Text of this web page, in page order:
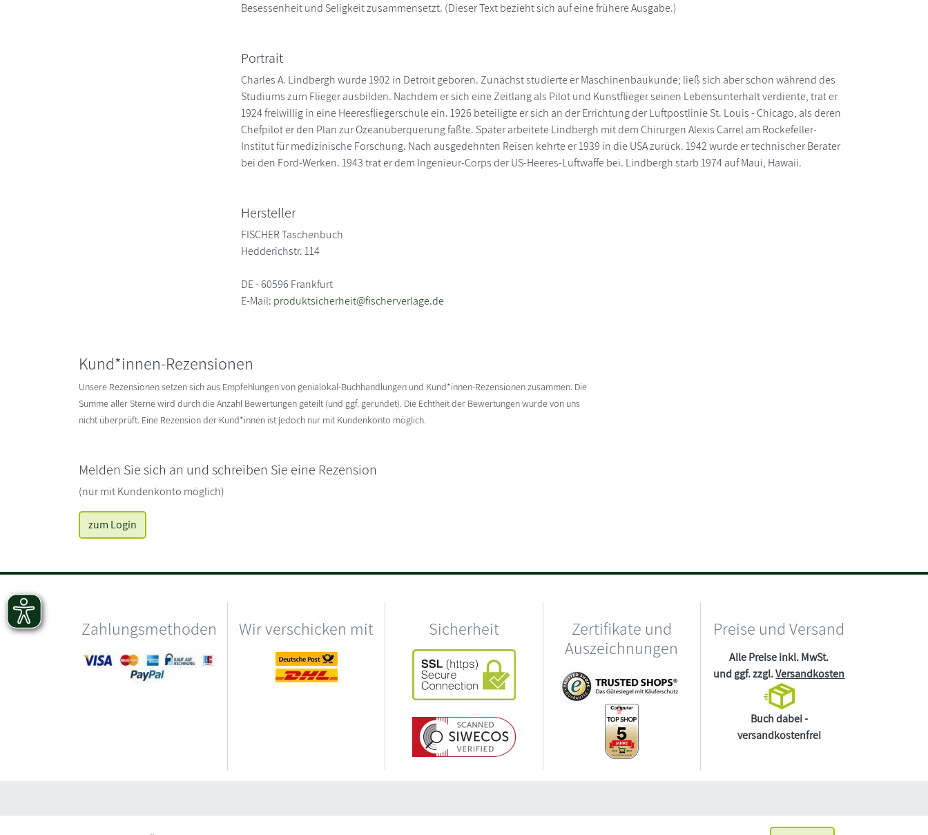
Besessenheit und Seligkeit zusammensetzt. (Dieser Text bezieht sich auf eine frühere Ausgabe.)
Portrait
Charles A. Lindbergh wurde 1902 in Detroit geboren. Zunächst studierte er Maschinenbaukunde; ließ sich aber schon während des
Studiums zum Flieger ausbilden. Nachdem er sich eine Zeitlang als Pilot und Kunstflieger seinen Lebensunterhalt verdiente, trat er
1924 freiwillig in eine Heeresfliegerschule ein. 1926 beteiligte er sich an der Errichtung der Luftpostlinie St. Louis - Chicago, als deren
Chefpilot er den Plan zur Ozeanüberquerung faßte. Später arbeitete Lindbergh mit dem Chirurgen Alexis Carrel am Rockefeller-
Institut für medizinische Forschung. Nach ausgedehnten Reisen kehrte er 1939 in die USA zurück. 1942 wurde er technischer Berater
bei den Ford-Werken. 1943 trat er dem Ingenieur-Corps der US-Heeres-Luftwaffe bei. Lindbergh starb 1974 auf Maui, Hawaii.
Hersteller
FISCHER Taschenbuch
Hedderichstr. 114
DE - 60596 Frankfurt
E-Mail: produktsicherheit@fischerverlage.de
Kund*innen-Rezensionen
Unsere Rezensionen setzen sich aus Empfehlungen von genialokal-Buchhandlungen und Kund*innen-Rezensionen zusammen. Die
Summe aller Sterne wird durch die Anzahl Bewertungen geteilt (und ggf. gerundet). Die Echtheit der Bewertungen wurde von uns
nicht überprüft. Eine Rezension der Kund*innen ist jedoch nur mit Kundenkonto möglich.
Melden Sie sich an und schreiben Sie eine Rezension
(nur mit Kundenkonto möglich)
zum Login
Zahlungsmethoden Wir verschicken mit Sicherheit
Zertifikate und
Auszeichnungen
Preise und Versand
Alle Preise inkl. MwSt.
und ggf. zzgl.Versandkosten
Buch dabei -
versandkostenfrei